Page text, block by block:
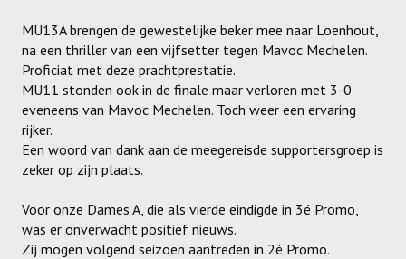
Jongens U11-A
Jongens U11-B
Jongens U11-C
Meisjes U11-D
Meisjes U11 E
Meisjes U13-A
MU13A brengen de gewestelijke beker mee naar Loenhout,
na een thriller van een vijfsetter tegen Mavoc Mechelen.
Proficiat met deze prachtprestatie.
MU11 stonden ook in de finale maar verloren met 3-0
eveneens van Mavoc Mechelen. Toch weer een ervaring
rijker.
Een woord van dank aan de meegereisde supportersgroep is
zeker op zijn plaats.
Voor onze Dames A, die als vierde eindigde in 3é Promo,
was er onverwacht positief nieuws.
Zij mogen volgend seizoen aantreden in 2é Promo.